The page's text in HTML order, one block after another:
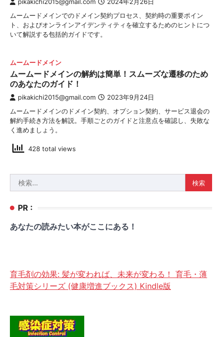
pikakichi2015@gmail.com 2024年2月26日
ムームードメインでのドメイン契約プロセス、契約時の重要ポイン
ト、およびオンラインアイデンティティを確立するためのヒントにつ
いて解説する包括的ガイドです。
ムームードメイン
ムームードメインの解約は簡単！スムーズな遷移のため
のあなたのガイド！
pikakichi2015@gmail.com 2023年9月24日
ムームードメインのドメイン契約、オプション契約、サービス退会の
解約手続き方法を解説。手順ごとのガイドと注意点を確認し、失敗な
く進めましょう。
428 total views
索:
PR :
あなたの読みたい本がここにある！
育毛剤の効果: 髪が変われば、未来が変わる！ 育毛・薄
毛対策シリーズ (健康増進ブックス) Kindle版